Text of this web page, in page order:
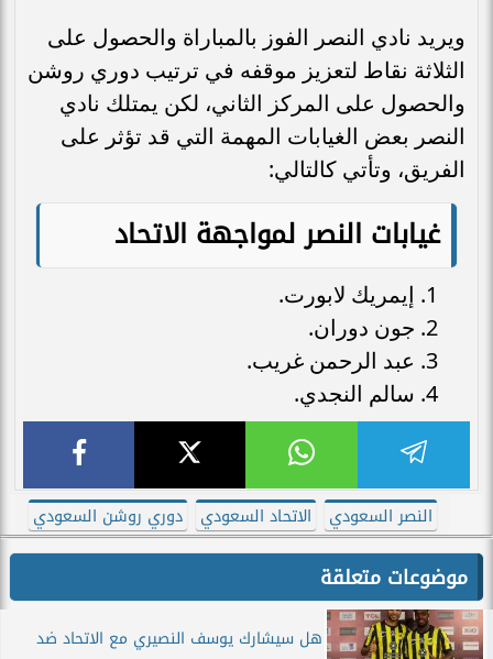
ويريد نادي النصر الفوز بالمباراة والحصول على
الثلاثة نقاط لتعزيز موقفه في ترتيب دوري روشن
والحصول على المركز الثاني، لكن يمتلك نادي
النصر بعض الغيابات المهمة التي قد تؤثر على
الفريق، وتأتي كالتالي:
غيابات النصر لمواجهة الاتحاد
إيمريك لابورت.
جون دوران.
عبد الرحمن غريب.
سالم النجدي.
النصر السعودي الاتحاد السعودي دوري روشن السعودي
موضوعات متعلقة
هل سيشارك يوسف النصيري مع الاتحاد ضد